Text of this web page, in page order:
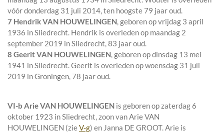
vóór donderdag 31 juli 2014, ten hoogste 79 jaar oud.
7 Hendrik VAN HOUWELINGEN, geboren op vrijdag 3 april
1936 inSliedrecht. Hendrik is overleden op maandag 2
september 2019 inSliedrecht, 83 jaar oud.
8 Geerit VAN HOUWELINGEN, geboren op dinsdag 13 mei
1941 inSliedrecht. Geerit is overleden op woensdag 31 juli
2019 inGroningen, 78 jaar oud.
VI-b Arie VAN HOUWELINGEN is geboren op zaterdag 6
oktober 1923 inSliedrecht, zoon vanArie VAN
HOUWELINGEN (zieV-g) en Janna DE GROOT. Arie is